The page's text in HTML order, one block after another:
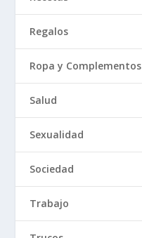
Regalos
Ropa y Complementos
Salud
Sexualidad
Sociedad
Trabajo